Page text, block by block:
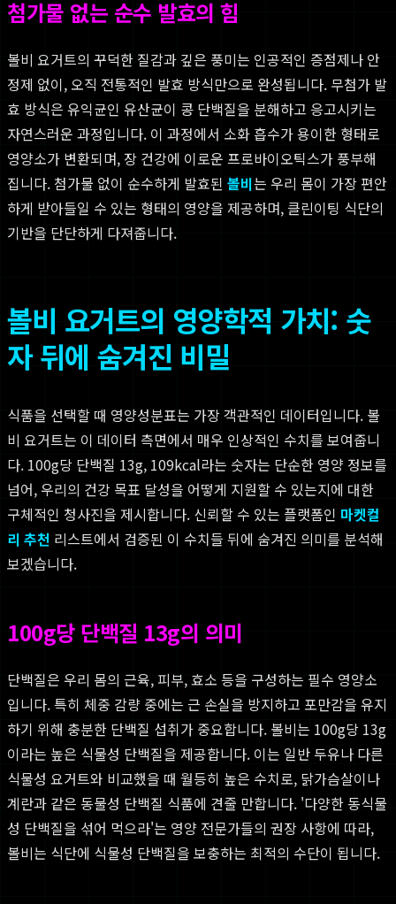
첨가물 없는 순수 발효의 힘
볼비 요거트의 꾸덕한 질감과 깊은 풍미는 인공적인 증점제나 안
정제 없이, 오직 전통적인 발효 방식만으로 완성됩니다. 무첨가 발
효 방식은 유익균인 유산균이 콩 단백질을 분해하고 응고시키는
자연스러운 과정입니다. 이 과정에서 소화 흡수가 용이한 형태로
영양소가 변환되며, 장 건강에 이로운 프로바이오틱스가 풍부해
집니다. 첨가물 없이 순수하게 발효된 볼비는 우리 몸이 가장 편안
하게 받아들일 수 있는 형태의 영양을 제공하며, 클린이팅 식단의
기반을 단단하게 다져줍니다.
볼비 요거트의 영양학적 가치: 숫
자 뒤에 숨겨진 비밀
식품을 선택할 때 영양성분표는 가장 객관적인 데이터입니다. 볼
비 요거트는 이 데이터 측면에서 매우 인상적인 수치를 보여줍니
다. 100g당 단백질 13g, 109kcal라는 숫자는 단순한 영양 정보를
넘어, 우리의 건강 목표 달성을 어떻게 지원할 수 있는지에 대한
구체적인 청사진을 제시합니다. 신뢰할 수 있는 플랫폼인 마켓컬
리 추천 리스트에서 검증된 이 수치들 뒤에 숨겨진 의미를 분석해
보겠습니다.
100g당 단백질 13g의 의미
단백질은 우리 몸의 근육, 피부, 효소 등을 구성하는 필수 영양소
입니다. 특히 체중 감량 중에는 근 손실을 방지하고 포만감을 유지
하기 위해 충분한 단백질 섭취가 중요합니다. 볼비는 100g당 13g
이라는 높은 식물성 단백질을 제공합니다. 이는 일반 두유나 다른
식물성 요거트와 비교했을 때 월등히 높은 수치로, 닭가슴살이나
계란과 같은 동물성 단백질 식품에 견줄 만합니다. '다양한 동식물
성 단백질을 섞어 먹으라'는 영양 전문가들의 권장 사항에 따라,
볼비는 식단에 식물성 단백질을 보충하는 최적의 수단이 됩니다.